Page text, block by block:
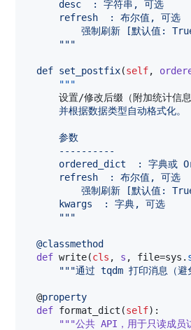
      desc  : 字符串, 可选
      refresh  : 布尔值, 可选
强制刷新 [默认值:
      """
def set_postfix(self,
"""
设置/修改后缀（附加统计信息
      并根据数据类型自动格式化。
      参数
      ----------
ordered_dict  : 字典或
      refresh  : 布尔值, 可选
强制刷新 [默认值:
      kwargs  : 字典, 可选
      """
@classmethod
def write(cls , s , file=sys .
"""通过 tqdm 打印消息（避
@property
def format_dict (self):
"""公共 API，用于只读成员